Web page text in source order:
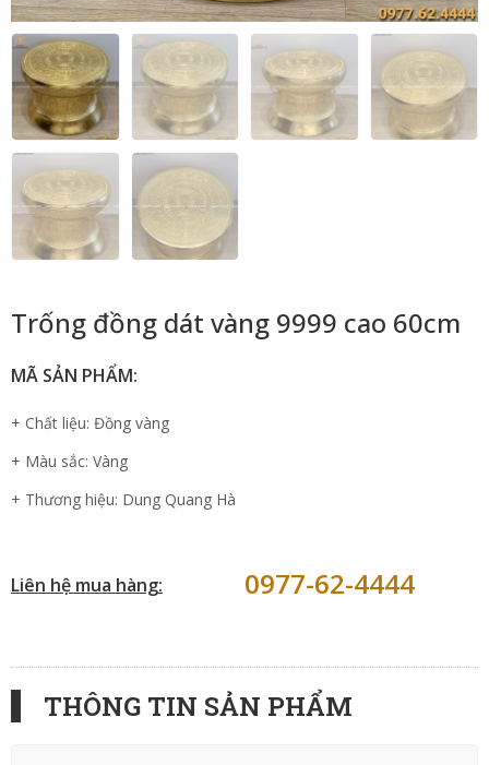
Trống đồng dát vàng 9999 cao 60cm
MÃ SẢN PHẨM:
+ Chất liệu: Đồng vàng
+ Màu sắc: Vàng
+ Thương hiệu: Dung Quang Hà
Liên hệ mua hàng: 0977-62-4444
THÔNG TIN SẢN PHẨM